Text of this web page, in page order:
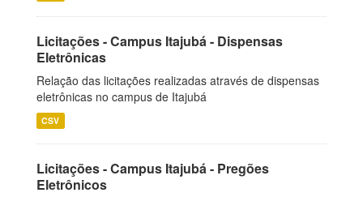
Licitações - Campus Itajubá - Dispensas
Eletrônicas
Relação das licitações realizadas através de dispensas
eletrônicas no campus de Itajubá
CSV
Licitações - Campus Itajubá - Pregões
Eletrônicos